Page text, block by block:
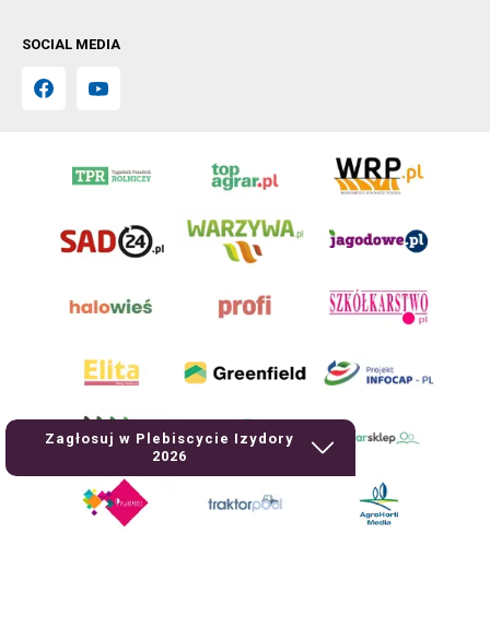
Zagłosuj w Plebiscycie Izydory
2026
SOCIAL MEDIA